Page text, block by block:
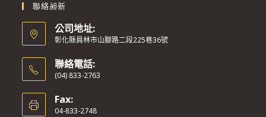
聯絡昶新
公司地址:
彰化縣員林市山腳路二段225巷36號
聯絡電話:
(04) 833-2763
Fax:
04-833-2748